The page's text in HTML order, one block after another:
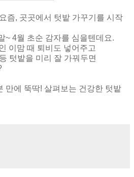
즘, 곳곳에서 텃밭 가꾸기를 시작
~ 4월 초순 감자를 심을텐데요.
이맘 때 퇴비도 넣어주고
텃밭을 미리 잘 가꿔두면
만에 뚝딱! 살펴보는 건강한 텃밭